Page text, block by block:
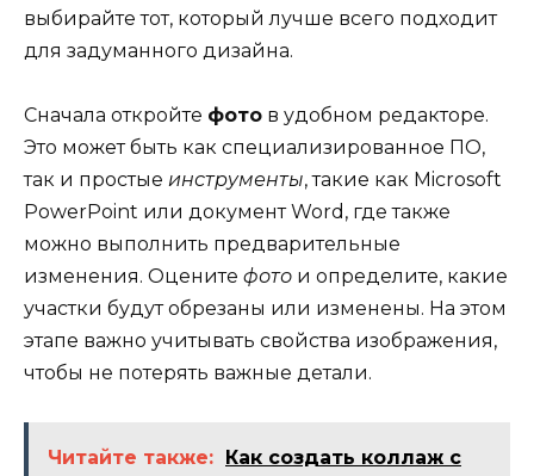
выбирайте тот, который лучше всего подходит
для задуманного дизайна.
Сначала откройте фото в удобном редакторе.
Это может быть как специализированное ПО,
так и простые инструменты, такие как Microsoft
PowerPoint или документ Word, где также
можно выполнить предварительные
изменения. Оцените фото и определите, какие
участки будут обрезаны или изменены. На этом
этапе важно учитывать свойства изображения,
чтобы не потерять важные детали.
Читайте также: Как создать коллаж с